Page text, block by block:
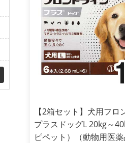
【2箱セット】犬用フロ
プラスドッグL 20kg～
ピペット）（動物用医薬